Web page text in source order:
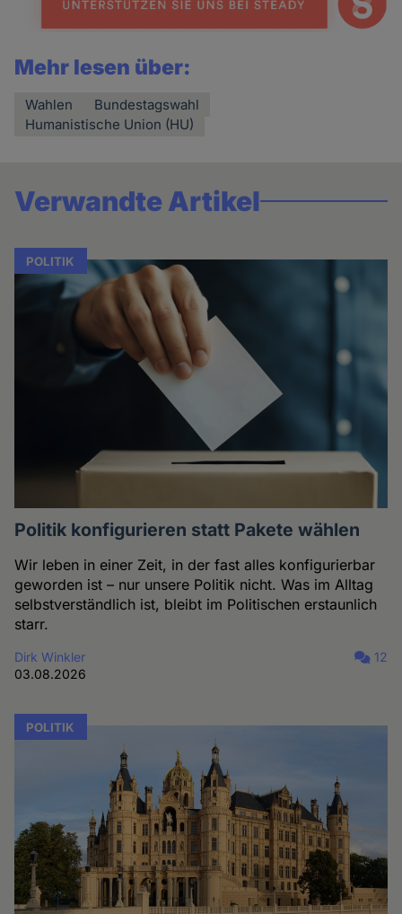
Mehr lesen über:
Wahlen
Bundestagswahl
Humanistische Union (HU)
Verwandte Artikel
POLITIK
Politik konfigurieren statt Pakete wählen
Wir leben in einer Zeit, in der fast alles konfigurierbar
geworden ist – nur unsere Politik nicht. Was im Alltag
selbstverständlich ist, bleibt im Politischen erstaunlich
starr.
Dirk Winkler
03.08.2026
12
POLITIK